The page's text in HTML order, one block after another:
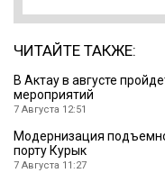
ЧИТАЙТЕ ТАКЖЕ:
В Актау в августе
мероприятий
7 Августа 12:51
Модернизация
порту Курык
7 Августа 11:27